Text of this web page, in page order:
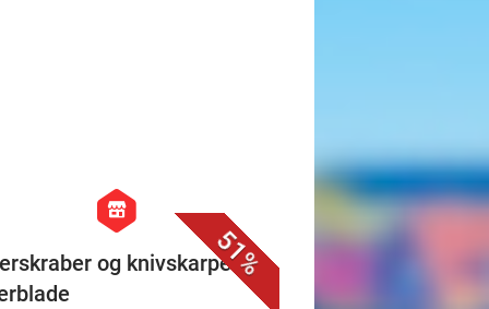
51%
hexagon
store
og knivskarpe